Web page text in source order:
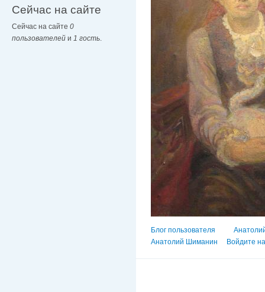
Сейчас на сайте
Сейчас на сайте 0
пользователей и 1 гость
Блог пользователя
Анатолий Шиманин
Войдите